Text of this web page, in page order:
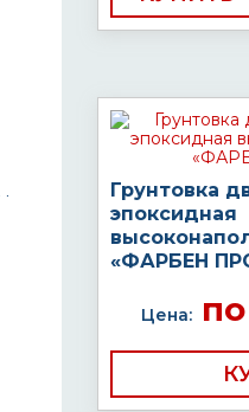
Грунтовка
эпоксидная
«ФАРБЕН
Цена:по